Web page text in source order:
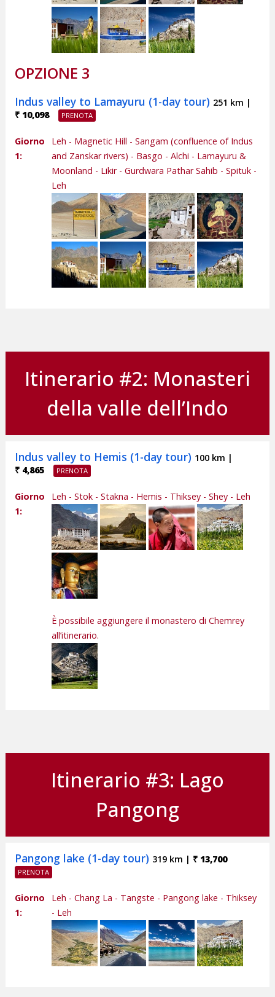
OPZIONE 3
Indus valley to Lamayuru (1-day tour) 251 km |
₹ 10,098
Giorno
1:
Leh - Magnetic Hill - Sangam (confluence of Indus
and Zanskar rivers) - Basgo - Alchi - Lamayuru &
Moonland - Likir - Gurdwara Pathar Sahib - Spituk -
Leh
Itinerario #2: Monasteri
della valle dell’Indo
Indus valley to Hemis (1-day tour) 100 km |
₹ 4,865
Giorno
1:
Leh - Stok - Stakna - Hemis - Thiksey - Shey - Leh
È possibile aggiungere il monastero di Chemrey
all’itinerario.
Itinerario #3: Lago
Pangong
Pangong lake (1-day tour) 319 km | ₹ 13,700
Giorno
1:
Leh - Chang La - Tangste - Pangong lake - Thiksey
- Leh